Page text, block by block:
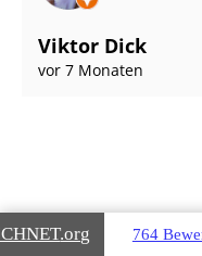
Viktor Dick
vor 7 Monaten
.org 764